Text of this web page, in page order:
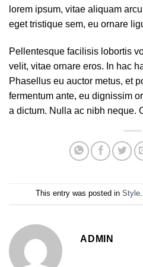
lorem ipsum, vitae aliquam
eget tristique sem, eu ornare
Pellentesque facilisis lobortis
velit, vitae ornare eros. In hac
Phasellus eu auctor metus, et
fermentum ante, eu dignissim
a dictum. Nulla ac nibh neque.
This entry was posted in Style
ADMIN